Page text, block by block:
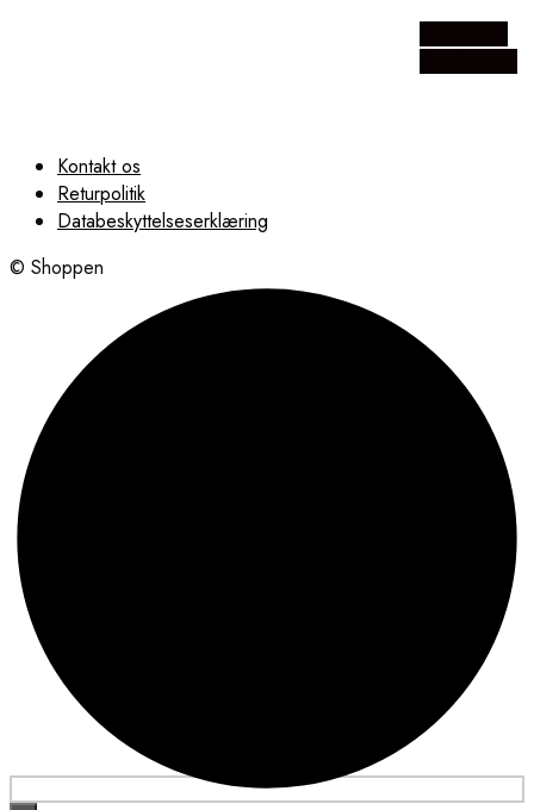
Kontakt os
Returpolitik
Databeskyttelseserklæring
© Shoppen